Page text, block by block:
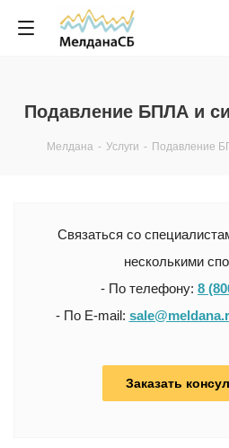
Подавление БПЛА и
Мелдана - Услуги - Подавление
Связаться со
несколькими
- По телефону: 8
- По E-mail:
Заказать